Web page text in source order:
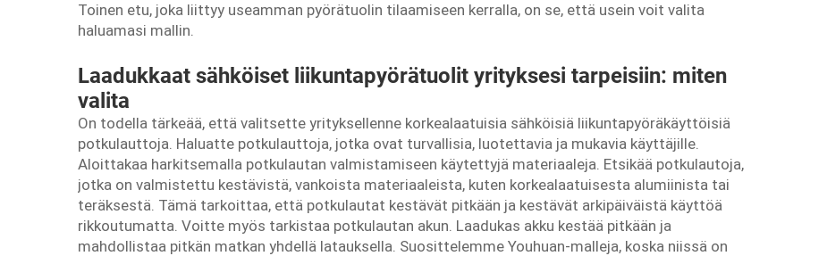
Toinen etu, joka liittyy useamman pyörätuolin tilaamiseen kerralla, on se, että usein voit valita
haluamasi mallin.
Laadukkaat sähköiset liikuntapyörätuolit yrityksesi tarpeisiin: miten
valita
On todella tärkeää, että valitsette yrityksellenne korkealaatuisia sähköisiä liikuntapyöräkäyttöisiä
potkulauttoja. Haluatte potkulauttoja, jotka ovat turvallisia, luotettavia ja mukavia käyttäjille.
Aloittakaa harkitsemalla potkulautan valmistamiseen käytettyjä materiaaleja. Etsikää potkulautoja,
jotka on valmistettu kestävistä, vankoista materiaaleista, kuten korkealaatuisesta alumiinista tai
teräksestä. Tämä tarkoittaa, että potkulautat kestävät pitkään ja kestävät arkipäiväistä käyttöä
rikkoutumatta. Voitte myös tarkistaa potkulautan akun. Laadukas akku kestää pitkään ja
mahdollistaa pitkän matkan yhdellä latauksella. Suosittelemme Youhuan-malleja, koska niissä on